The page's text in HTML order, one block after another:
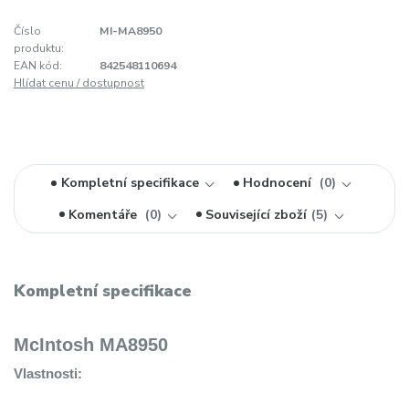
Číslo
produktu:
MI-MA8950
EAN kód:
842548110694
Hlídat cenu / dostupnost
Kompletní specifikace Hodnocení
0
Komentáře
0 Související zboží 5
Kompletní specifikace
McIntosh MA8950
Vlastnosti: